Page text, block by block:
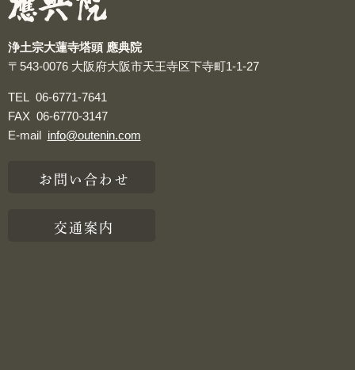
浄土宗大蓮寺塔頭 應典院
〒543-0076 大阪府大阪市天王寺区下寺町1-1-27
TEL 06-6771-7641
FAX 06-6770-3147
E-mail info@outenin.com
お問い合わせ
交通案内